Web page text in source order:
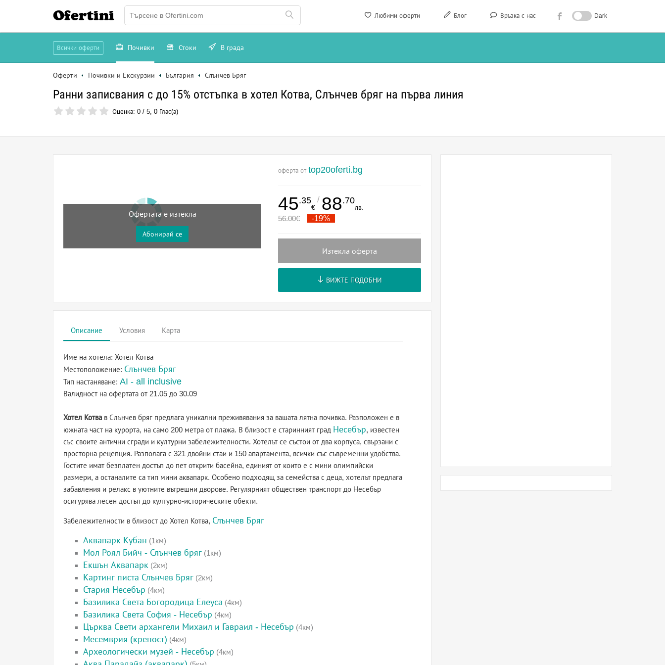
Любими оферти Блог Връзка с нас Dark
Ofertini
Всички оферти Почивки Стоки В града
Оферти Почивки и Екскурзии България Слънчев Бряг
Ранни записвания с до 15% отстъпка в хотел Котва, Слънчев бряг на първа линия
Оценка: 0 / 5, 0 Глас(а)
Офертата е изтекла
Абонирай се
оферта от top20oferti.bg
45.35
€
/ 88.70
лв.
56.00€ -19%
Изтекла оферта
ВИЖТЕ ПОДОБНИ
Описание Условия Карта
Име на хотела: Хотел Котва
Местоположение: Слънчев Бряг
Тип настаняване: AI - all inclusive
Валидност на офертата от 21.05 до 30.09
Хотел Котва в Слънчев бряг предлага уникални преживявания за вашата лятна почивка. Разположен е в
южната част на курорта, на само 200 метра от плажа. В близост е старинният град Несебър, известен
със своите антични сгради и културни забележителности. Хотелът се състои от два корпуса, свързани с
просторна рецепция. Разполага с 321 двойни стаи и 150 апартамента, всички със съвременни удобства.
Гостите имат безплатен достъп до пет открити басейна, единият от които е с мини олимпийски
размери, а останалите са тип мини аквапарк. Особено подходящ за семейства с деца, хотелът предлага
забавления и релакс в уютните вътрешни дворове. Регулярният обществен транспорт до Несебър
осигурява лесен достъп до културно-историческите обекти.
Забележителности в близост до Хотел Котва, Слънчев Бряг
Аквапарк Кубан (1км)
Мол Роял Бийч - Слънчев бряг (1км)
Екшън Аквапарк (2км)
Картинг писта Слънчев Бряг (2км)
Стария Несебър (4км)
Базилика Света Богородица Елеуса (4км)
Базилика Света София - Несебър (4км)
Църква Свети архангели Михаил и Гавраил - Несебър (4км)
Месемврия (крепост) (4км)
Археологически музей - Несебър (4км)